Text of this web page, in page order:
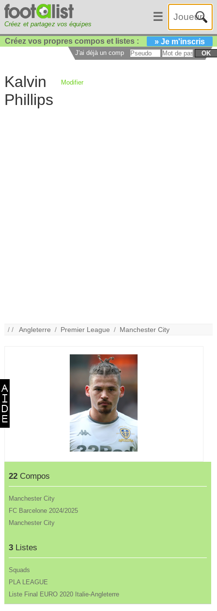
Créez et partagez vos équipes
☰
Créez vos propres compos et listes : » Je m'inscris
J'ai déjà un compte : OK
Kalvin
Phillips
Modifier
/ /Angleterre / Premier League / Manchester City
22 Compos
Manchester City
FC Barcelone 2024/2025
Manchester City
3 Listes
Squads
PLA LEAGUE
Liste Final EURO 2020 Italie-Angleterre